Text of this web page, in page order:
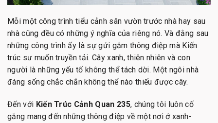
Mỗi một công trình tiểu cảnh sân vườn trước nhà hay sau
nhà cũng đều có những ý nghĩa của riêng nó. Và đằng sau
những công trình ấy là sự gửi gắm thông điệp mà Kiến
trúc sư muốn truyền tải. Cây xanh, thiên nhiên và con
người là những yếu tố không thể tách dời. Một ngôi nhà
đáng sống chắc chắn không thể nào thiếu được cây.
Đến với Kiến Trúc Cảnh Quan 235, chúng tôi luôn cố
gắng mang đến những thông điệp về một nơi ở xanh-